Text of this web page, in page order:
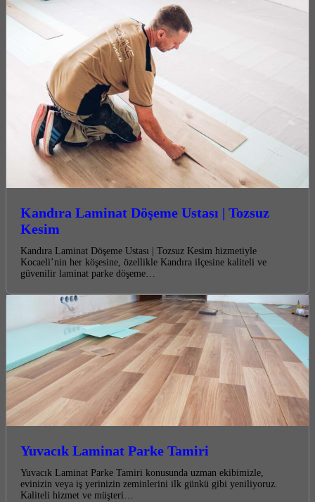
Kandıra Laminat Döşeme Ustası | Tozsuz
Kesim
Kandıra Laminat Döşeme Ustası | Tozsuz Kesim hizmetiyle
Kocaeli’nin her köşesine, özellikle Kandıra ilçesine kaliteli ve
güvenilir laminat parke döşeme…
Yuvacık Laminat Parke Tamiri
Yuvacık Laminat Parke Tamiri konusunda uzman ekibimizle,
evinizin veya iş yerinizin zeminlerini ilk günkü gibi yeniliyoruz.
Kaliteli hizmet ve müşteri…